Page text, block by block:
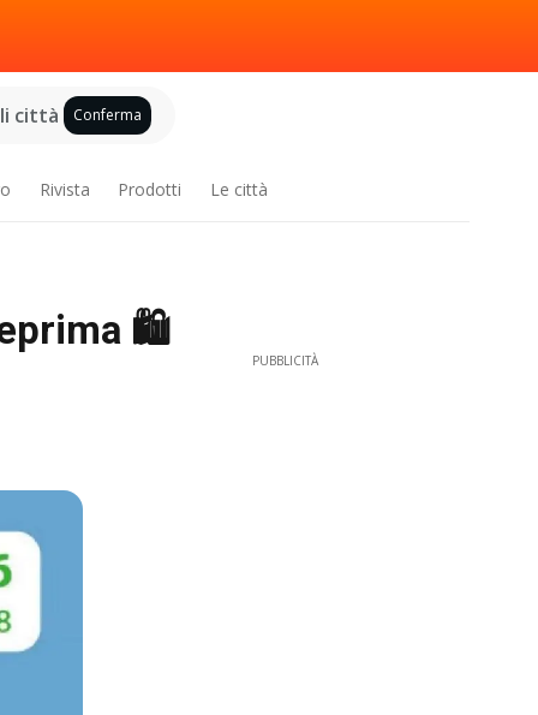
città Conferma
Rivista Prodotti Le città
🛍️
PUBBLICITÀ